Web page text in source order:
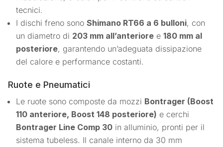
tecnici.
I dischi freno sonoShimano RT66 a 6 bulloni, con
un diametro di 203 mm all’anteriore e180 mm al
posteriore, garantendo un’adeguata dissipazione
del calore e performance costanti.
Ruote e Pneumatici
Le ruote sono composte da mozzi Bontrager (Boost
110 anteriore, Boost 148 posteriore) e cerchi
Bontrager Line Comp 30 in alluminio, pronti per il
sistema tubeless. Il canale interno da 30 mm